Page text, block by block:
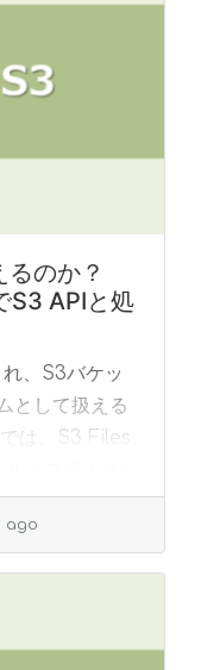
のか？
S3 APIと処
、S3バケッ
として扱える
は、S3 Files
more
ago